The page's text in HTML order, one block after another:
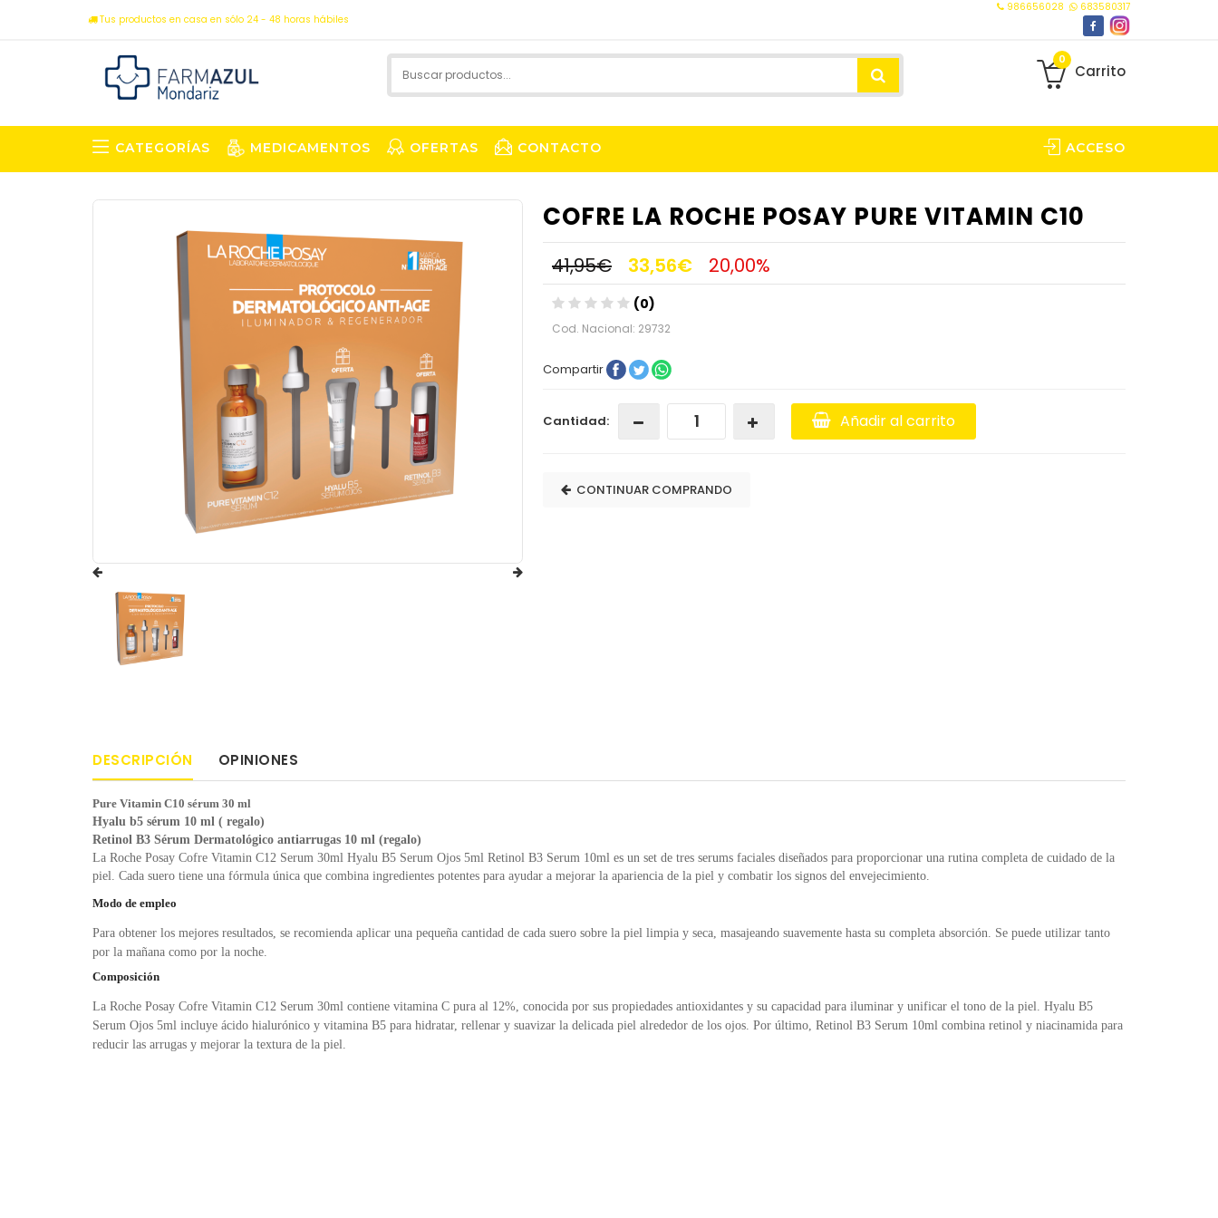
Tus productos en casa en sólo 24 - 48 horas hábiles
986656028 683580317
0
Carrito
CATEGORÍAS MEDICAMENTOS OFERTAS CONTACTO ACCESO
COFRE LA ROCHE POSAY PURE VITAMIN C10
41,95€ 33,56€ 20,00%
(0)
Cod. Nacional: 29732
Compartir
Cantidad: Añadir al carrito
CONTINUAR COMPRANDO
DESCRIPCIÓN OPINIONES
Pure Vitamin C10 sérum 30 ml
Hyalu b5 sérum 10 ml ( regalo)
Retinol B3 Sérum Dermatológico antiarrugas 10 ml (regalo)
La Roche Posay Cofre Vitamin C12 Serum 30ml Hyalu B5 Serum Ojos 5ml Retinol B3 Serum 10ml es un set de tres serums faciales diseñados para proporcionar una rutina completa de cuidado de la
piel. Cada suero tiene una fórmula única que combina ingredientes potentes para ayudar a mejorar la apariencia de la piel y combatir los signos del envejecimiento.
Modo de empleo
Para obtener los mejores resultados, se recomienda aplicar una pequeña cantidad de cada suero sobre la piel limpia y seca, masajeando suavemente hasta su completa absorción. Se puede utilizar tanto
por la mañana como por la noche.
Composición
La Roche Posay Cofre Vitamin C12 Serum 30ml contiene vitamina C pura al 12%, conocida por sus propiedades antioxidantes y su capacidad para iluminar y unificar el tono de la piel. Hyalu B5
Serum Ojos 5ml incluye ácido hialurónico y vitamina B5 para hidratar, rellenar y suavizar la delicada piel alrededor de los ojos. Por último, Retinol B3 Serum 10ml combina retinol y niacinamida para
reducir las arrugas y mejorar la textura de la piel.